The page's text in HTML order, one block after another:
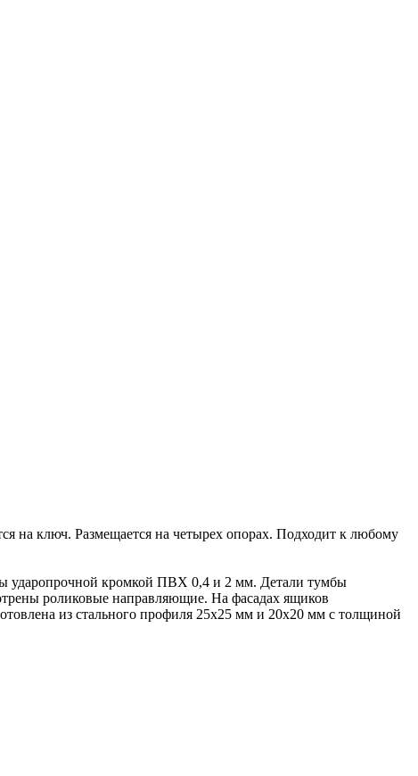
на ключ. Размещается на четырех опорах. Подходит к любому
кромкой ПВХ 0,4 и 2 мм. Детали тумбы
роликовые направляющие. На фасадах ящиков
из стального профиля 25х25 мм и 20х20 мм с толщиной